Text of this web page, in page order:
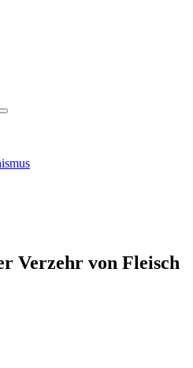
Verzehr von Fleisch